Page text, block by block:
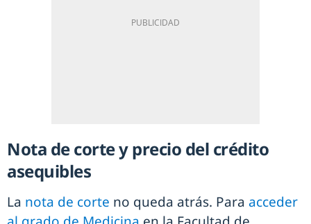
Nota de corte y precio del crédito
asequibles
La nota de corte no queda atrás. Para acceder